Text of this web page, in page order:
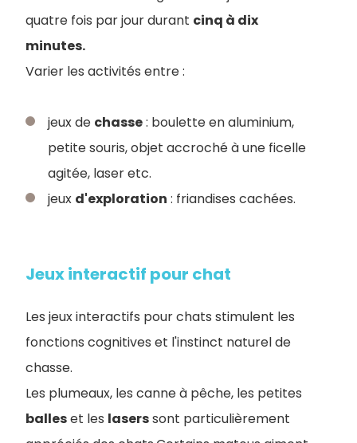
quatre fois par jour durant cinq à dix
minutes.
Varier les activités entre :
jeux de chasse: boulette en aluminium,
petite souris, objet accroché à une ficelle
agitée, laser etc.
jeux d'exploration : friandises cachées.
Jeux interactif pour chat
Les jeux interactifs pour chats stimulent les
fonctions cognitives et l'instinct naturel de
chasse.
Les plumeaux, les canne à pêche, les petites
balleset les laserssont particulièrement